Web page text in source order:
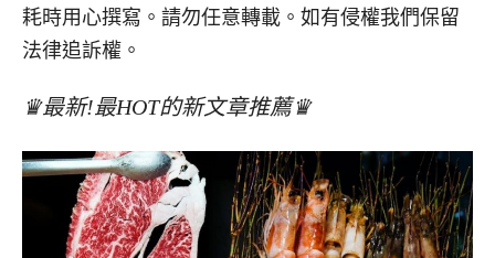
耗時用心撰寫。請勿任意轉載。如有侵權我們保留
法律追訴權。
♛最新!最HOT的新文章推薦♛